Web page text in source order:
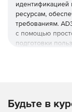
идентификацией
ресурсам,
требованиям.
с помощью
подготовки
Оптимизация
Будьте в